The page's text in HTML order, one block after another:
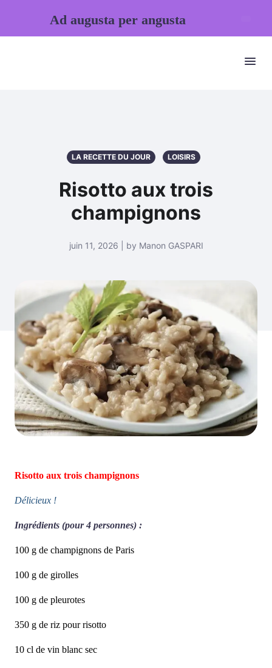
LA RECETTE DU JOUR LOISIRS
Risotto aux trois
champignons
juin 11, 2026 | by Manon GASPARI
Risotto aux trois champignons
Délicieux !
Ingrédients (pour 4 personnes) :
100 g de champignons de Paris
100 g de girolles
100 g de pleurotes
350 g de riz pour risotto
10 cl de vin blanc sec
Ad augusta per angusta